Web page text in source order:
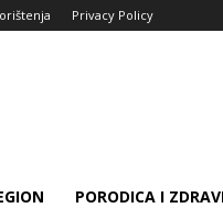
Privacy Policy
PORODICA I